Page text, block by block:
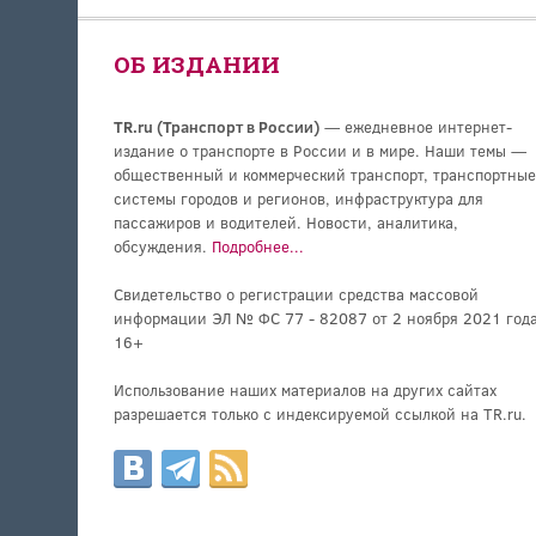
ОБ ИЗДАНИИ
TR.ru (Транспорт в России)— ежедневное интернет-
издание о транспорте в России и в мире. Наши темы —
общественный и коммерческий транспорт, транспортные
системы городов и регионов, инфраструктура для
пассажиров и водителей. Новости, аналитика,
обсуждения. Подробнее...
Свидетельство о регистрации средства массовой
информации ЭЛ № ФС 77 - 82087 от 2 ноября 2021
16+
Использование наших материалов на других сайтах
разрешается только с индексируемой ссылкой на TR.ru.